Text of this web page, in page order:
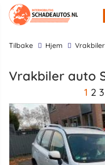
tilbake Hjem
Vrakbiler auto
1 2 3